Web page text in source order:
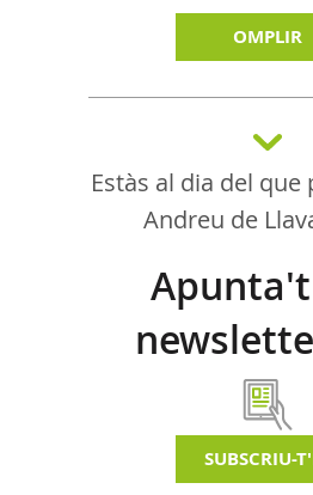
OMPLIR
Estàs al dia del que
Andreu de
SUBSCRIU-